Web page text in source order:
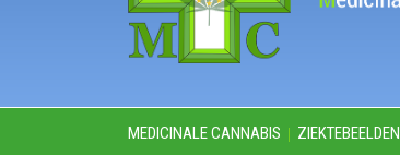
MEDICINALE CANNABIS ZIEKTEBEELDEN